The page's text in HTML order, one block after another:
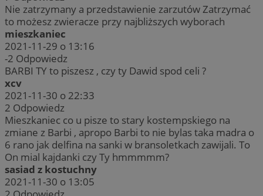
Nie zatrzymany a przedstawienie zarzutów Zatrzymać
to możesz zwieracze przy najbliższych wyborach
mieszkaniec
2021-11-29 o 13:16
-2 Odpowiedz
BARBI TY to piszesz , czy ty Dawid spod celi ?
xcv
2021-11-30 o 22:33
2 Odpowiedz
Mieszkaniec co u pisze to stary kostempskiego na
zmiane z Barbi , apropo Barbi to nie bylas taka madra o
6 rano jak delfina na sanki w bransoletkach zawijali. To
On mial kajdanki czy Ty hmmmmm?
sasiad z kostuchny
2021-11-30 o 13:05